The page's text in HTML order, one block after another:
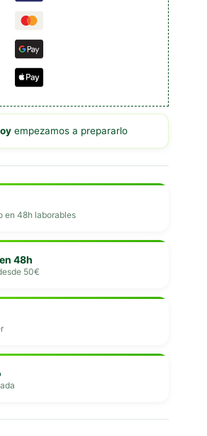
empezamos a prepararlo
en 48h laborables
48h
50€